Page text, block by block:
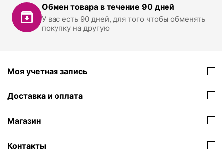
Обмен товара в течение 90 дней
У вас есть 90 дней, для того чтобы обменять
покупку на другую
Моя учетная запись
Доставка и оплата
Магазин
Контакты